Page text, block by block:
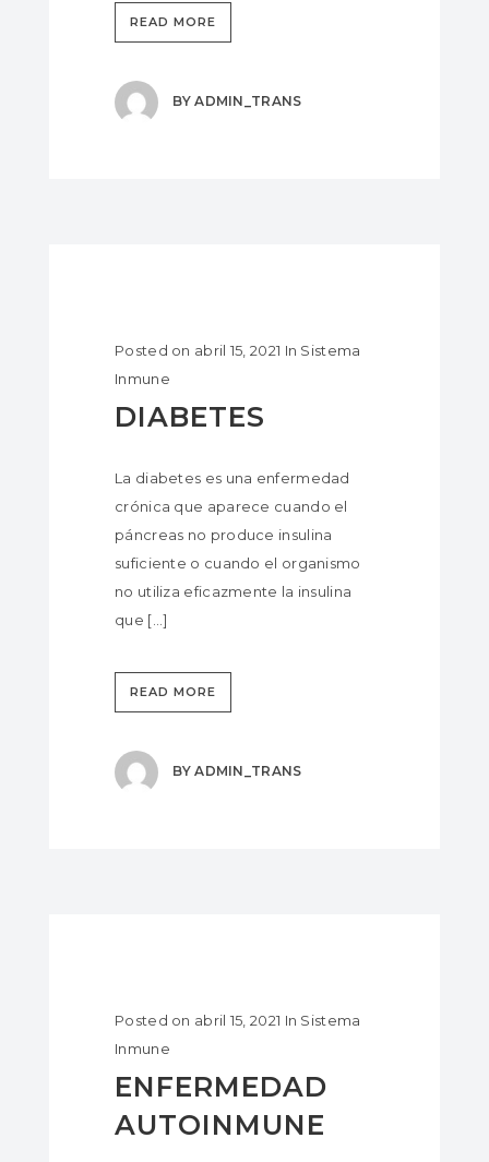
READ MORE
BYADMIN_TRANS
Posted on abril 15, 2021 In Sistema
Inmune
DIABETES
La diabetes es una enfermedad
crónica que aparece cuando el
páncreas no produce insulina
suficiente o cuando el organismo
no utiliza eficazmente la insulina
que […]
READ MORE
BYADMIN_TRANS
Posted on abril 15, 2021 In Sistema
Inmune
ENFERMEDAD
AUTOINMUNE